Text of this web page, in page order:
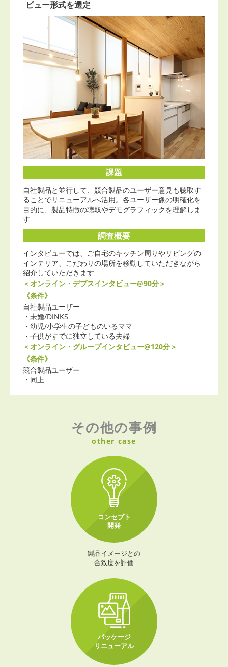
ビュー形式を選定
課題
自社製品と並行して、競合製品のユーザー意見も聴取す
ることでリニューアルへ活用。各ユーザー像の明確化を
目的に、製品特徴の聴取やデモグラフィックを理解しま
す
調査概要
インタビューでは、ご自宅のキッチン周りやリビングの
インテリア、こだわりの場所を移動していただきながら
紹介していただきます
＜オンライン・デプスインタビュー@90分＞
《条件》
自社製品ユーザー
・未婚/DINKS
・幼児/小学生の子どものいるママ
・子供がすでに独立している夫婦
＜オンライン・グループインタビュー@120分＞
《条件》
競合製品ユーザー
・同上
その他の事例
other case
コンセプト
開発
製品イメージとの
合致度を評価
パッケージ
リニューアル